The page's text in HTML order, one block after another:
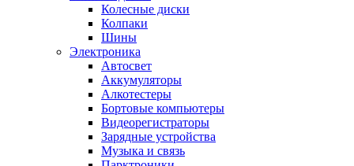
Колесные диски
Колпаки
Шины
Электроника
Автосвет
Аккумуляторы
Алкотестеры
Бортовые компьютеры
Видеорегистраторы
Зарядные устройства
Музыка и связь